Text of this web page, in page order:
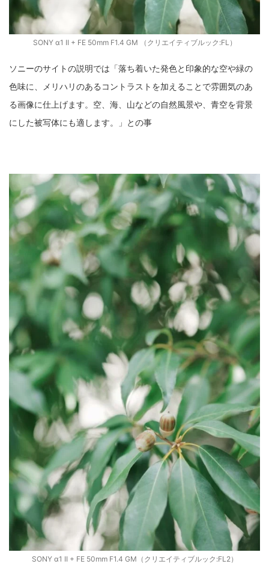
SONY α1 II + FE 50mm F1.4 GM （クリエイティブルック:FL）
ソニーのサイトの説明では「落ち着いた発色と印象的な空や緑の
色味に、メリハリのあるコントラストを加えることで雰囲気のあ
る画像に仕上げます。空、海、山などの自然風景や、青空を背景
にした被写体にも適します。」との事
SONY α1 II + FE 50mm F1.4 GM（クリエイティブルック:FL2）